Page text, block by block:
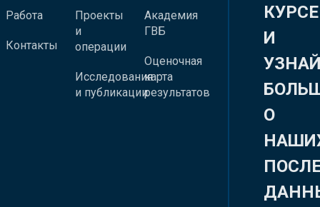
Работа
Контакты
Проекты
и
операции
Исследования
и публикации
Академия
ГВБ
Оценочная
карта
результатов
КУРСЕ
И
О